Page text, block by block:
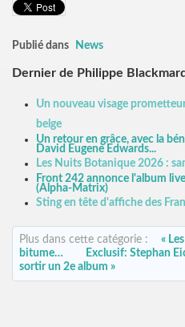
Publié dans News
Dernier de Philippe
Un nouveau visage
belge
Un retour en grâce, avec la
David Eugene Edwards...
Les Nuits Botanique 2026 :
Front 242 annonce l'album
(Alpha-Matrix)
Sting en tête d'affiche des
Plus dans cette catégorie :
«
bitume…
Exclusif: Stephan
sortir un 2e album »